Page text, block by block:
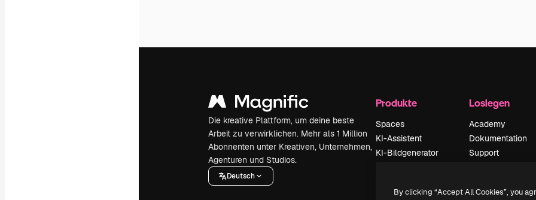
Die kreative Plattform, um deine beste
Arbeit zu verwirklichen. Mehr als 1 Million
Abonnenten unter Kreativen, Unternehmen,
Agenturen und Studios.
Deutsch
Produkte
Spaces
KI-Assistent
KI-Bildgenerator
Stimmengenerator
Loslegen
Academy
Dokumentation
Support
Originale Neu
By clicking “Accept All Cookies”, you